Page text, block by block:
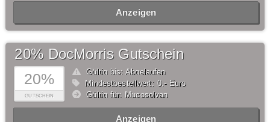
Anzeigen
20%
GUTSCHEIN
20% DocMorris Gutschein
Gültig bis: Abgelaufen
Mindestbestellwert: 0,- Euro
Gültig für: Mucosolvan
Anzeigen